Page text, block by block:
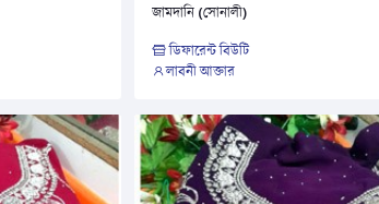
জামদানি (সোনালী)
ডিফারেন্ট বিউটি
লাবনী আক্তার